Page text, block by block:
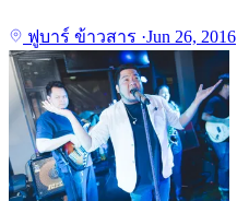
ฟูบาร์ ข้าวสาร ·Jun 26, 2016